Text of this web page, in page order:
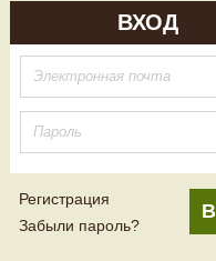
ВХОД
Регистрация
Забыли пароль?